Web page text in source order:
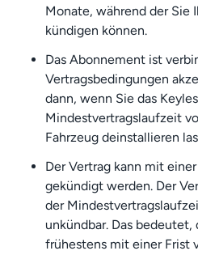
Monate, während der Sie
kündigen können.
Das Abonnement ist
Vertragsbedingungen
dann, wenn Sie das
Mindestvertragslaufzeit
Fahrzeug deinstallieren
Der Vertrag kann mit
gekündigt werden. Der
der
unkündbar. Das
frühestens mit einer Frist